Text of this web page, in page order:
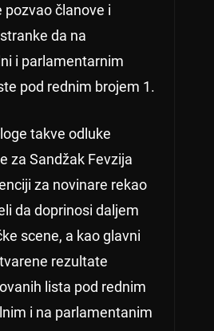
pozvao članove i
da na
i parlamentarnim
pod rednim brojem 1.
takve odluke
za Sandžak Fevzija
za novinare rekao
da doprinosi daljem
scene, a kao glavni
rezultate
lista pod rednim
i na parlamentanim